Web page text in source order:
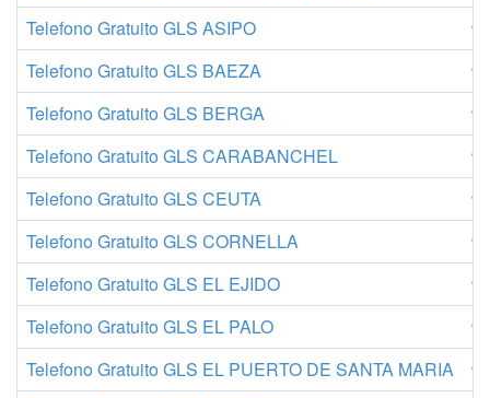
Telefono Gratuito GLS ASIPO
Telefono Gratuito GLS BAEZA
Telefono Gratuito GLS BERGA
Telefono Gratuito GLS CARABANCHEL
Telefono Gratuito GLS CEUTA
Telefono Gratuito GLS CORNELLA
Telefono Gratuito GLS EL EJIDO
Telefono Gratuito GLS EL PALO
Telefono Gratuito GLS EL PUERTO DE SANTA MARIA